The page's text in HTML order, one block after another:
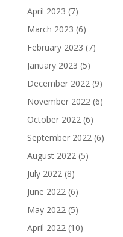
April 2023 (7)
March 2023 (6)
February 2023 (7)
January 2023 (5)
December 2022(9)
November 2022(6)
October 2022(6)
September 2022(6)
August 2022(5)
July 2022(8)
June 2022(6)
May 2022(5)
April 2022(10)